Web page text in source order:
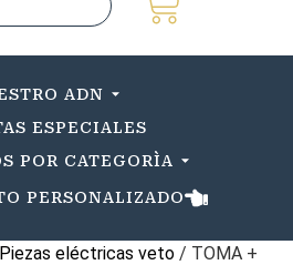
ADN
ESPECIALES
POR CATEGORÌA
PERSONALIZADO
Piezas eléctricas veto / TOMA +